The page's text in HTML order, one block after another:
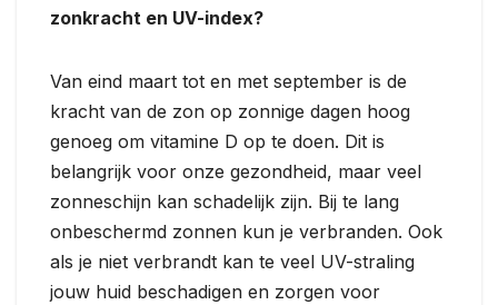
zonkracht en UV-index?
Van eind maart tot en met september is de
kracht van de zon op zonnige dagen hoog
genoeg om vitamine D op te doen. Dit is
belangrijk voor onze gezondheid, maar veel
zonneschijn kan schadelijk zijn. Bij te lang
onbeschermd zonnen kun je verbranden. Ook
als je niet verbrandt kan te veel UV-straling
jouw huid beschadigen en zorgen voor